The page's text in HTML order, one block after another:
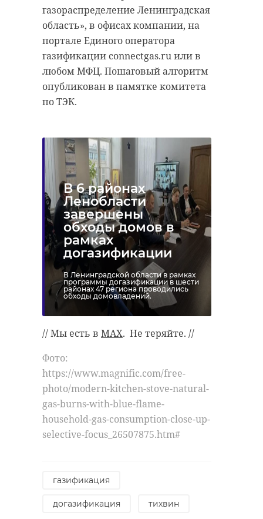
газораспределение Ленинградская
область», в офисах компании, на
портале Единого оператора
газификации connectgas.ru или в
любом МФЦ. Пошаговый алгоритм
опубликован в памятке комитета
по ТЭК.
В 6 районах
Ленобласти
завершены
обходы домов в
рамках
догазификации
В Ленинградской области в рамках
программы догазификации в шести
районах 47 региона проводились
обходы домовладений.
// Мы есть в MAX. Не теряйте. //
Фото:
https://www.magnific.com/free-
photo/modern-kitchen-stove-natural-
gas-burns-with-blue-flame-
household-gas-consumption-close-up-
selective-focus_26507875.htm#
газификация
догазификация тихвин